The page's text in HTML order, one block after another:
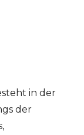
in der
der